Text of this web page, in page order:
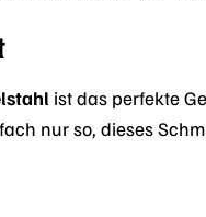
ist das perfekte
nur so, dieses